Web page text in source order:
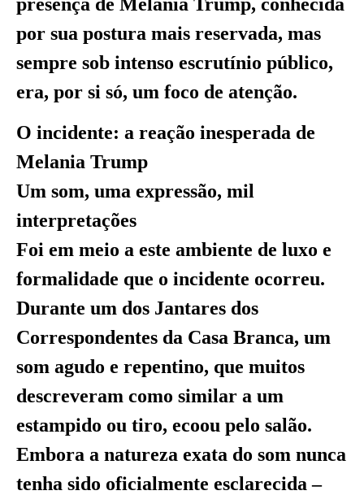
por sua postura mais reservada, mas
sempre sob intenso escrutínio público,
era, por si só, um foco de atenção.
O incidente: a reação inesperada de
Melania Trump
Um som, uma expressão, mil
interpretações
Foi em meio a este ambiente de luxo e
formalidade que o incidente ocorreu.
Durante um dos Jantares dos
Correspondentes da Casa Branca, um
som agudo e repentino, que muitos
descreveram como similar a um
estampido ou tiro, ecoou pelo salão.
Embora a natureza exata do som nunca
tenha sido oficialmente esclarecida –